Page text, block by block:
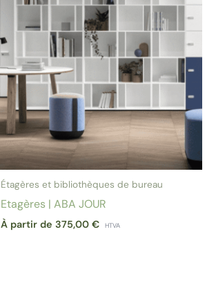
Étagères et bibliothèques de bureau
Etagères | ABA JOUR
À partir de375,00€ HTVA